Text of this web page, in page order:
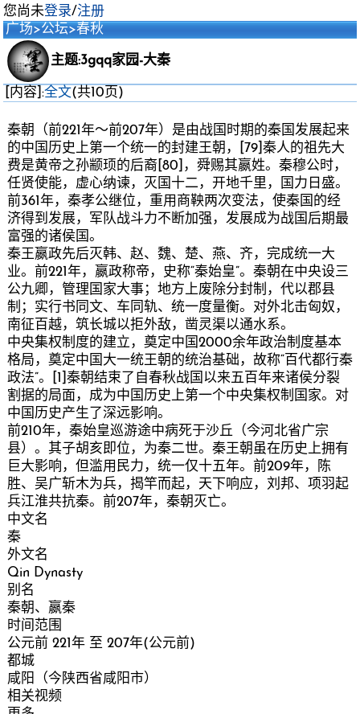
您尚未登录/注册
广场>公坛>春秋
主题:3gqq家园-大秦
[内容]:全文(共10页)
秦朝（前221年～前207年）是由战国时期的秦国发展起来
的中国历史上第一个统一的封建王朝，[79]秦人的祖先大
费是黄帝之孙颛顼的后裔[80]，舜赐其嬴姓。秦穆公时，
任贤使能，虚心纳谏，灭国十二，开地千里，国力日盛。
前361年，秦孝公继位，重用商鞅两次变法，使秦国的经
济得到发展，军队战斗力不断加强，发展成为战国后期最
富强的诸侯国。
秦王嬴政先后灭韩、赵、魏、楚、燕、齐，完成统一大
业。前221年，嬴政称帝，史称“秦始皇”。秦朝在中央设三
公九卿，管理国家大事；地方上废除分封制，代以郡县
制；实行书同文、车同轨、统一度量衡。对外北击匈奴，
南征百越，筑长城以拒外敌，凿灵渠以通水系。
中央集权制度的建立，奠定中国2000余年政治制度基本
格局，奠定中国大一统王朝的统治基础，故称“百代都行秦
政法”。[1]秦朝结束了自春秋战国以来五百年来诸侯分裂
割据的局面，成为中国历史上第一个中央集权制国家。对
中国历史产生了深远影响。
前210年，秦始皇巡游途中病死于沙丘（今河北省广宗
县）。其子胡亥即位，为秦二世。秦王朝虽在历史上拥有
巨大影响，但滥用民力，统一仅十五年。前209年，陈
胜、吴广斩木为兵，揭竿而起，天下响应，刘邦、项羽起
兵江淮共抗秦。前207年，秦朝灭亡。
中文名
秦
外文名
Qin Dynasty
别名
秦朝、嬴秦
时间范围
公元前 221年 至 207年(公元前)
都城
咸阳（今陕西省咸阳市）
相关视频